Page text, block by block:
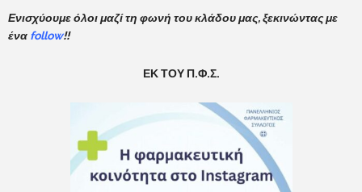
Ενισχύουμε όλοι μαζί τη φωνή του κλάδου μας, ξεκινώντας με
ένα follow!!
ΕΚ ΤΟΥ Π.Φ.Σ.